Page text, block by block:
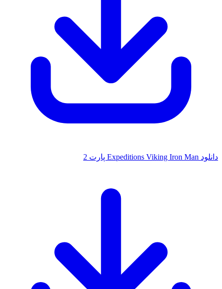
دانلود Expeditions Viking Iron Man پارت 2